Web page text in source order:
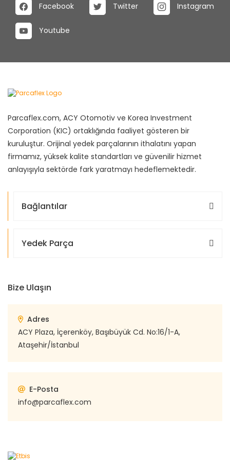
Facebook Twitter Instagram
Youtube
Parcaflex.com, ACY Otomotiv ve Korea Investment
Corporation (KIC) ortaklığında faaliyet gösteren bir
kuruluştur. Orijinal yedek parçalarının ithalatını yapan
firmamız, yüksek kalite standartları ve güvenilir hizmet
anlayışıyla sektörde fark yaratmayı hedeflemektedir.
Bağlantılar
Yedek Parça
Bize Ulaşın
Adres
ACY Plaza, İçerenköy, Başıbüyük Cd. No:16/1-A,
Ataşehir/İstanbul
E-Posta
info@parcaflex.com